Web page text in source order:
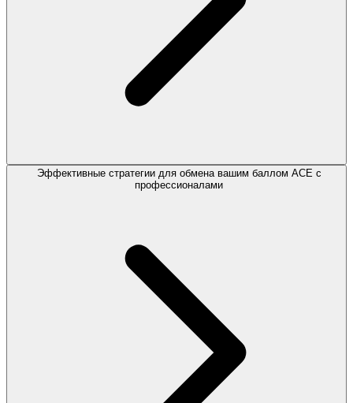
Эффективные стратегии для обмена вашим баллом ACE с
профессионалами